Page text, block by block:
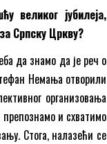
великог јубилеја,
Српску Цркву?
да знамо да је реч о
Немања отворили
организовања
и схватимо
Стога, налазећи се